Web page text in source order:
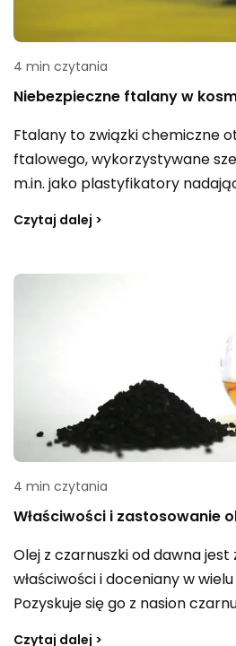
4 min czytania
Niebezpieczne ftalany w
Ftalany to związki chemiczne
ftalowego, wykorzystywane
m.in. jako plastyfikatory
codziennego użytku, wyrobach
czy dany produkt zawiera
wpływ na zdrowie i czy
Czytaj dalej >
4 min czytania
Właściwości i zastosowanie
Olej z czarnuszki od dawna jest
właściwości i doceniany w
Pozyskuje się go z nasion
Czytaj dalej >